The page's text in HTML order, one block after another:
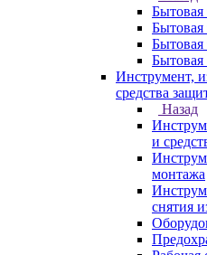
Бытовая
Бытовая
Бытовая
Бытовая
Инструмент,
средства
Назад
и
монтажа
снятия